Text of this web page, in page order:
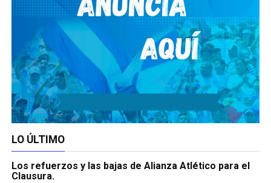
LO ÚLTIMO
Los refuerzos y las bajas de Alianza Atlético para el
Clausura.